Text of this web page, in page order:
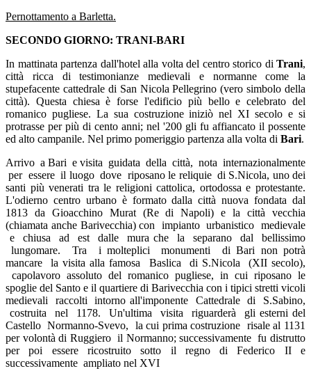
Pernottamento a Barletta.
SECONDO GIORNO: TRANI-BARI
In mattinata partenza dall'hotel alla volta del centro storico di Trani,
città ricca di testimonianze medievali e normanne come la
stupefacente cattedrale di San Nicola Pellegrino (vero simbolo della
città). Questa chiesa è forse l'edificio più bello e celebrato del
romanico pugliese. La sua costruzione iniziò nel XI secolo e si
protrasse per più di cento anni; nel '200 gli fu affiancato il possente
ed alto campanile. Nel primo pomeriggio partenza alla volta di Bari.
Arrivo a Bari e visita guidata della città, nota internazionalmente
per essere il luogo dove riposano le reliquie di S.Nicola, uno dei
santi più venerati tra le religioni cattolica, ortodossa e protestante.
L'odierno centro urbano è formato dalla città nuova fondata dal
1813 da Gioacchino Murat (Re di Napoli) e la città vecchia
(chiamata anche Barivecchia) con impianto urbanistico medievale
e chiusa ad est dalle mura che la separano dal bellissimo
lungomare. Tra i molteplici monumenti di Bari non potrà
mancare la visita alla famosa Baslica di S.Nicola (XII secolo),
capolavoro assoluto del romanico pugliese, in cui riposano le
spoglie del Santo e il quartiere di Barivecchia con i tipici stretti vicoli
medievali raccolti intorno all'imponente Cattedrale di S.Sabino,
costruita nel 1178. Un'ultima visita riguarderà gli esterni del
Castello Normanno-Svevo, la cui prima costruzione risale al 1131
per volontà di Ruggiero il Normanno; successivamente fu distrutto
per poi essere ricostruito sotto il regno di Federico II e
successivamente ampliato nel XVI